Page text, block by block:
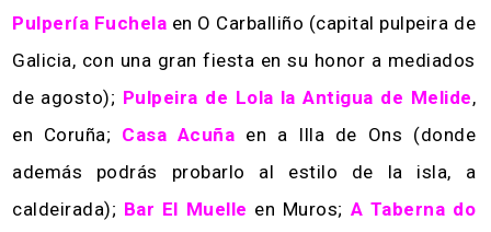
Pulpería Fuchela en O Carballiño (capital pulpeira de
Galicia, con una gran fiesta en su honor a mediados
de agosto); Pulpeira de Lola la Antigua de Melide,
en Coruña; Casa Acuña en a Illa de Ons (donde
además podrás probarlo al estilo de la isla, a
caldeirada); Bar El Muelle en Muros; A Taberna do